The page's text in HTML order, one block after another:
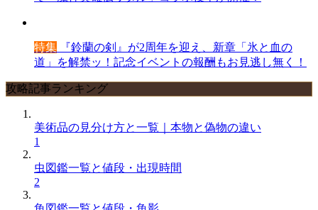
特集 『鈴蘭の剣』が2周年を迎え、新章「氷と血の
道」を解禁ッ！記念イベントの報酬もお見逃し無く！
攻略記事ランキング
美術品の見分け方と一覧｜本物と偽物の違い
1
虫図鑑一覧と値段・出現時間
2